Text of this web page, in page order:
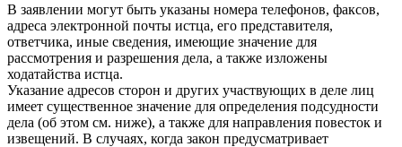
В заявлении могут быть указаны номера телефонов, факсов,
адреса электронной почты истца, его представителя,
ответчика, иные сведения, имеющие значение для
рассмотрения и разрешения дела, а также изложены
ходатайства истца.
Указание адресов сторон и других участвующих в деле лиц
имеет существенное значение для определения подсудности
дела (об этом см. ниже), а также для направления повесток и
извещений. В случаях, когда закон предусматривает